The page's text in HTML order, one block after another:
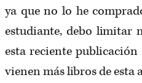
ya que no lo he
estudiante, debo limitar
esta reciente
vienen más libros de esta